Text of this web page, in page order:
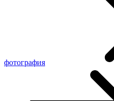
фотография